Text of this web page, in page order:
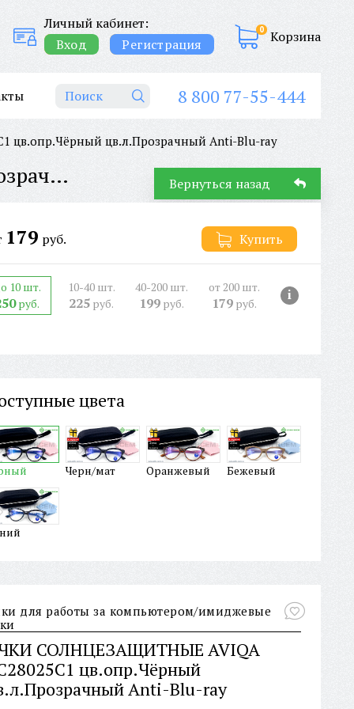
0 Корзина
Личный кабинет:
Вход
Регистрация
8 800 77-55-444
цв.опр.Чёрный цв.л.Прозрачный Anti-Blu-ray
ОЧКИ СОЛНЦЕЗАЩИТНЫЕ AVIQA AC28025C1 цв.опр.Чёрный цв.л.Прозрачный Anti-Blu-ray Вернуться назад
179 руб. Купить
10 шт.
руб.
10-40 шт.
225 руб.
40-200 шт.
199 руб.
от 200 шт.
179 руб.
i
цвета
Черн/мат Оранжевый Бежевый
для работы за компьютером/имиджевые
СОЛНЦЕЗАЩИТНЫЕ AVIQA
цв.опр.Чёрный
Anti-Blu-ray